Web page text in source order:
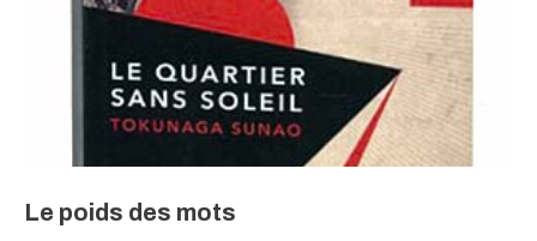
Le poids des mots